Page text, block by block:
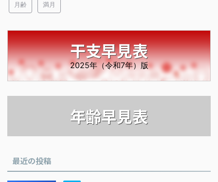
月齢 満月
干支早見表
2025年（令和7年）版
年齢早見表
最近の投稿